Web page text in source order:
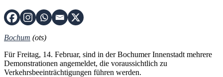
Bochum (ots)
Für Freitag, 14. Februar, sind in der Bochumer Innenstadt mehrere
Demonstrationen angemeldet, die voraussichtlich zu
Verkehrsbeeinträchtigungen führen werden.